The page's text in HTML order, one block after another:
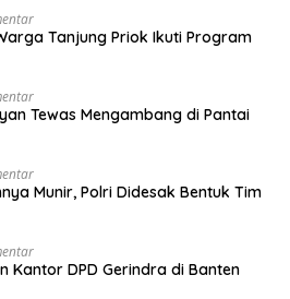
Tanjung Priok Ikuti Program
Tewas Mengambang di Pantai
Munir, Polri Didesak Bentuk Tim
Kantor DPD Gerindra di Banten